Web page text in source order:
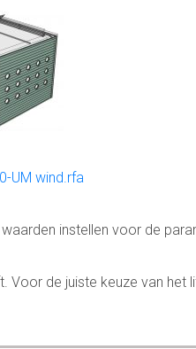
UM wind.rfa
instellen voor de
de juiste keuze van het